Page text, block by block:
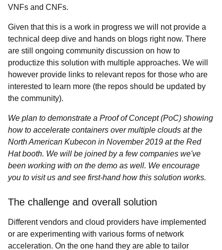
VNFs and CNFs.
Given that this is a work in progress we will not provide a
technical deep dive and hands on blogs right now. There
are still ongoing community discussion on how to
productize this solution with multiple approaches. We will
however provide links to relevant repos for those who are
interested to learn more (the repos should be updated by
the community).
We plan to demonstrate a Proof of Concept (PoC) showing
how to accelerate containers over multiple clouds at the
North American Kubecon in November 2019 at the Red
Hat booth. We will be joined by a few companies we've
been working with on the demo as well. We encourage
you to visit us and see first-hand how this solution works.
The challenge and overall solution
Different vendors and cloud providers have implemented
or are experimenting with various forms of network
acceleration. On the one hand they are able to tailor